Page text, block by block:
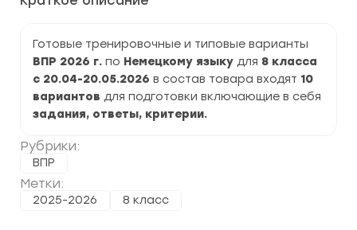
Готовые тренировочные и типовые варианты
ВПР 2026 г. по Немецкому языку для 8 класса
с 20.04-20.05.2026 в состав товара входят 10
вариантов для подготовки включающие в себя
задания, ответы, критерии.
Рубрики:
ВПР
Метки:
2025-2026 8 класс
класс
задания
и
ответы